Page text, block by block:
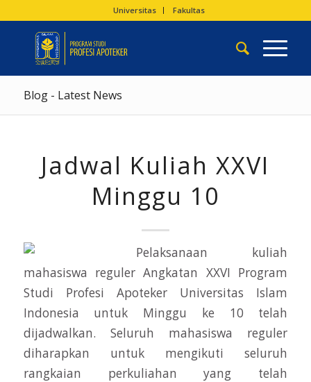
Universitas Fakultas
Blog - Latest News
Jadwal Kuliah XXVI
Minggu 10
Pelaksanaan kuliah
mahasiswa reguler Angkatan XXVI Program
Studi Profesi Apoteker Universitas Islam
Indonesia untuk Minggu ke 10 telah
dijadwalkan. Seluruh mahasiswa reguler
diharapkan untuk mengikuti seluruh
rangkaian perkuliahan yang telah